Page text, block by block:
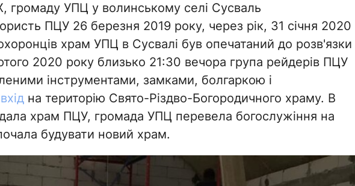
громаду УПЦ у волинському селі Сусваль
ПЦУ 26 березня 2019 року, через рік, 31 січня 2020
храм УПЦ в Сусвалі був опечатаний до розв'язки
2020 року близько 21:30 вечора група рейдерів ПЦУ
інструментами, замками, болгаркою і
на територію Свято-Різдво-Богородичного храму. В
храм ПЦУ, громада УПЦ перевела богослужіння на
будувати новий храм.